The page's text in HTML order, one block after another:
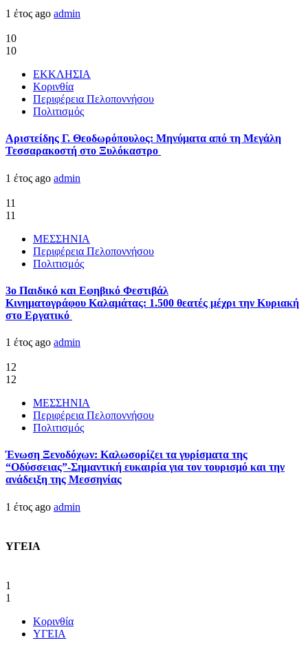
1 έτος ago admin
10
10
ΕΚΚΛΗΣΙΑ
Κορινθία
Περιφέρεια Πελοποννήσου
Πολιτισμός
Αριστείδης Γ. Θεοδωρόπουλος: Μηνύματα από τη Μεγάλη
Τεσσαρακοστή στο Ξυλόκαστρο
1 έτος ago admin
11
11
ΜΕΣΣΗΝΙΑ
Περιφέρεια Πελοποννήσου
Πολιτισμός
3ο Παιδικό και Εφηβικό Φεστιβάλ
Κινηματογράφου Καλαμάτας: 1.500 θεατές μέχρι την Κυριακή
στο Εργατικό
1 έτος ago admin
12
12
ΜΕΣΣΗΝΙΑ
Περιφέρεια Πελοποννήσου
Πολιτισμός
Ένωση Ξενοδόχων: Καλωσορίζει τα γυρίσματα της
“Οδύσσειας”-Σημαντική ευκαιρία για τον τουρισμό και την
ανάδειξη της Μεσσηνίας
1 έτος ago admin
ΥΓΕΙΑ
1
1
Κορινθία
ΥΓΕΙΑ